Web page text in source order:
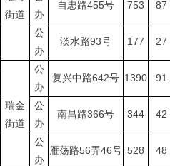
街道
办
自忠路455号 753 87
公
办
淡水路93号 177 27
瑞金
街道
公
办
复兴中路642号 1390 91
公
办
南昌路366号 344 42
公
办
雁荡路56弄46号 528 48